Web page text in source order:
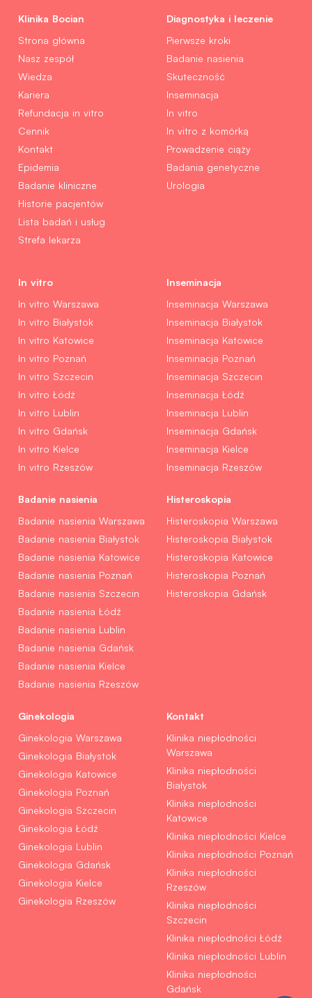
Klinika Bocian
Strona główna
Nasz zespół
Wiedza
Kariera
Refundacja in vitro
Cennik
Kontakt
Epidemia
Badanie kliniczne
Historie pacjentów
Lista badań i usług
Strefa lekarza
Diagnostyka i leczenie
Pierwsze kroki
Badanie nasienia
Skuteczność
Inseminacja
In vitro
In vitro z komórką
Prowadzenie ciąży
Badania genetyczne
Urologia
In vitro
In vitro Warszawa
In vitro Białystok
In vitro Katowice
In vitro Poznań
In vitro Szczecin
In vitro Łódź
In vitro Lublin
In vitro Gdańsk
In vitro Kielce
In vitro Rzeszów
Inseminacja
Inseminacja Warszawa
Inseminacja Białystok
Inseminacja Katowice
Inseminacja Poznań
Inseminacja Szczecin
Inseminacja Łódź
Inseminacja Lublin
Inseminacja Gdańsk
Inseminacja Kielce
Inseminacja Rzeszów
Badanie nasienia
Badanie nasienia Warszawa
Badanie nasienia Białystok
Badanie nasienia Katowice
Badanie nasienia Poznań
Badanie nasienia Szczecin
Badanie nasienia Łódź
Badanie nasienia Lublin
Badanie nasienia Gdańsk
Badanie nasienia Kielce
Badanie nasienia Rzeszów
Histeroskopia
Histeroskopia Warszawa
Histeroskopia Białystok
Histeroskopia Katowice
Histeroskopia Poznań
Histeroskopia Gdańsk
Ginekologia
Ginekologia Warszawa
Ginekologia Białystok
Ginekologia Katowice
Ginekologia Poznań
Ginekologia Szczecin
Ginekologia Łódź
Ginekologia Lublin
Ginekologia Gdańsk
Ginekologia Kielce
Ginekologia Rzeszów
Kontakt
Klinika niepłodności
Warszawa
Klinika niepłodności
Białystok
Klinika niepłodności
Katowice
Klinika niepłodności Kielce
Klinika niepłodności Poznań
Klinika niepłodności
Rzeszów
Klinika niepłodności
Szczecin
Klinika niepłodności Łódź
Klinika niepłodności Lublin
Klinika niepłodności
Gdańsk